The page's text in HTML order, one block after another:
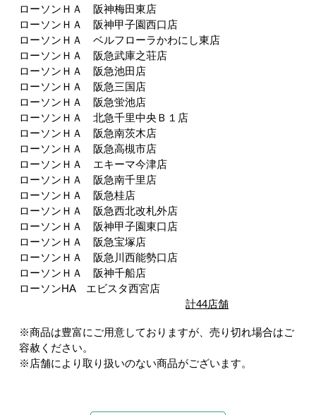
ローソンＨＡ 阪神梅田東店
ローソンＨＡ 阪神甲子園西口店
ローソンＨＡ ベルフローラかわにし東店
ローソンＨＡ 阪急武庫之荘店
ローソンＨＡ 阪急池田店
ローソンＨＡ 阪急三国店
ローソンＨＡ 阪急蛍池店
ローソンＨＡ 北急千里中央Ｂ１店
ローソンＨＡ 阪急南茨木店
ローソンＨＡ 阪急高槻市店
ローソンＨＡ エキーマ今津店
ローソンＨＡ 阪急南千里店
ローソンＨＡ 阪急桂店
ローソンＨＡ 阪急西北改札外店
ローソンＨＡ 阪神甲子園東口店
ローソンＨＡ 阪急宝塚店
ローソンＨＡ 阪急川西能勢口店
ローソンＨＡ 阪神千船店
ローソンHA エビスタ西宮店
計44店舗
※商品は豊富にご用意しておりますが、売り切れ場合はご
容赦ください。
※店舗により取り扱いのない商品がございます。